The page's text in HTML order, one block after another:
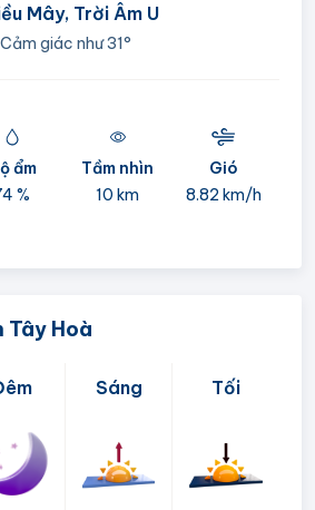
Mây, Trời Âm U
Cảm giác như31°
ẩm
%
Tầm nhìn
10 km
Gió
8.82 km/h
Tây Hoà
Sáng Tối